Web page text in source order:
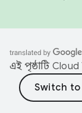
এই পৃষ্ঠাটি Cloud